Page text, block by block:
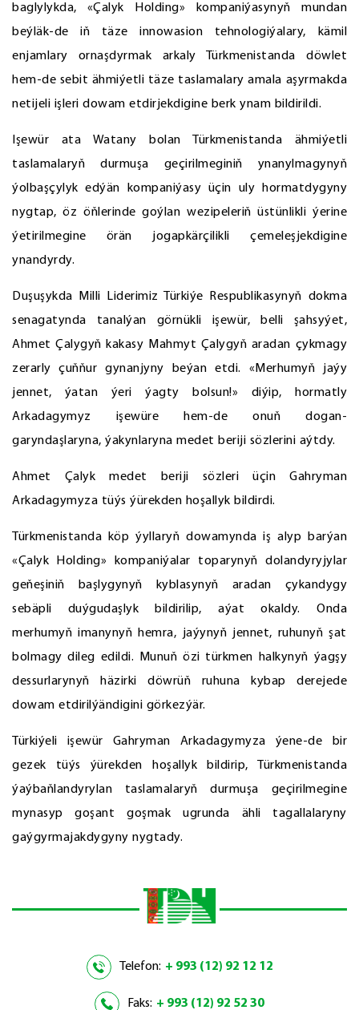
baglylykda, «Çalyk Holding» kompaniýasynyň mundan
beýläk-de iň täze innowasion tehnologiýalary, kämil
enjamlary ornaşdyrmak arkaly Türkmenistanda döwlet
hem-de sebit ähmiýetli täze taslamalary amala aşyrmakda
netijeli işleri dowam etdirjekdigine berk ynam bildirildi.
Işewür ata Watany bolan Türkmenistanda ähmiýetli
taslamalaryň durmuşa geçirilmeginiň ynanylmagynyň
ýolbaşçylyk edýän kompaniýasy üçin uly hormatdygyny
nygtap, öz öňlerinde goýlan wezipeleriň üstünlikli ýerine
ýetirilmegine örän jogapkärçilikli çemeleşjekdigine
ynandyrdy.
Duşuşykda Milli Liderimiz Türkiýe Respublikasynyň dokma
senagatynda tanalýan görnükli işewür, belli şahsyýet,
Ahmet Çalygyň kakasy Mahmyt Çalygyň aradan çykmagy
zerarly çuňňur gynanjyny beýan etdi. «Merhumyň jaýy
jennet, ýatan ýeri ýagty bolsun!» diýip, hormatly
Arkadagymyz işewüre hem-de onuň dogan-
garyndaşlaryna, ýakynlaryna medet beriji sözlerini aýtdy.
Ahmet Çalyk medet beriji sözleri üçin Gahryman
Arkadagymyza tüýs ýürekden hoşallyk bildirdi.
Türkmenistanda köp ýyllaryň dowamynda iş alyp barýan
«Çalyk Holding» kompaniýalar toparynyň dolandyryjylar
geňeşiniň başlygynyň kyblasynyň aradan çykandygy
sebäpli duýgudaşlyk bildirilip, aýat okaldy. Onda
merhumyň imanynyň hemra, jaýynyň jennet, ruhunyň şat
bolmagy dileg edildi. Munuň özi türkmen halkynyň ýagşy
dessurlarynyň häzirki döwrüň ruhuna kybap derejede
dowam etdirilýändigini görkezýär.
Türkiýeli işewür Gahryman Arkadagymyza ýene-de bir
gezek tüýs ýürekden hoşallyk bildirip, Türkmenistanda
ýaýbaňlandyrylan taslamalaryň durmuşa geçirilmegine
mynasyp goşant goşmak ugrunda ähli tagallalaryny
gaýgyrmajakdygyny nygtady.
Telefon: + 993 (12) 92 12 12
Faks: + 993 (12) 92 52 30